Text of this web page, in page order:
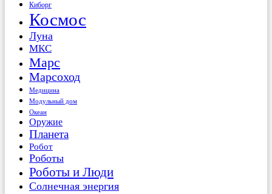
Киборг
Космос
Луна
МКС
Марс
Марсоход
Медицина
Модульный дом
Океан
Оружие
Планета
Робот
Роботы
Роботы и Люди
Солнечная энергия